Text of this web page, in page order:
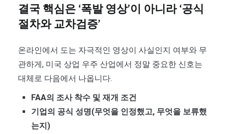
결국 핵심은 ‘폭발 영상’이 아니라 ‘공식
절차와 교차검증’
온라인에서 도는 자극적인 영상이 사실인지 여부와 무
관하게, 미국 상업 우주 산업에서 정말 중요한 신호는
대체로 다음에서 나옵니다.
FAA의 조사 착수 및 재개 조건
기업의 공식 성명(무엇을 인정했고, 무엇을 보류했
는지)